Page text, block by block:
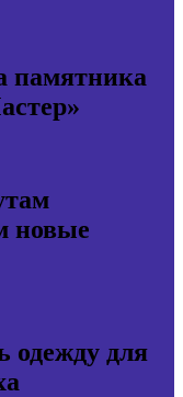
памятника
новые
одежду для